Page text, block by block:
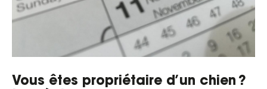
Vous êtes propriétaire d’un chien ?